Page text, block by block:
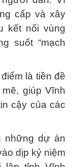
cấp và xây
kết nối vùng
suốt “mạch
là tiền đề
giúp Vĩnh
cậy của các
những dự án
dịp kỷ niệm